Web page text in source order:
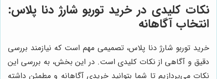
نکات کلیدی در خرید توربو شارژ دنا پلاس:
انتخاب آگاهانه
خرید توربو شارژ دنا پلاس، تصمیمی مهم است که نیازمند بررسی
دقیق و آگاهی از نکات کلیدی است. در این بخش، به بررسی این
نکات می‌پردازیم تا شما بتوانید خریدی آگاهانه و مطمئن داشته